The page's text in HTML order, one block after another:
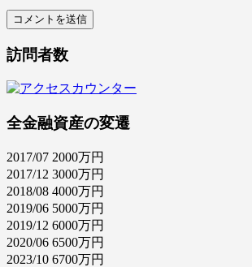
訪問者数
全金融資産の変遷
2017/07 2000万円
2017/12 3000万円
2018/08 4000万円
2019/06 5000万円
2019/12 6000万円
2020/06 6500万円
2023/10 6700万円